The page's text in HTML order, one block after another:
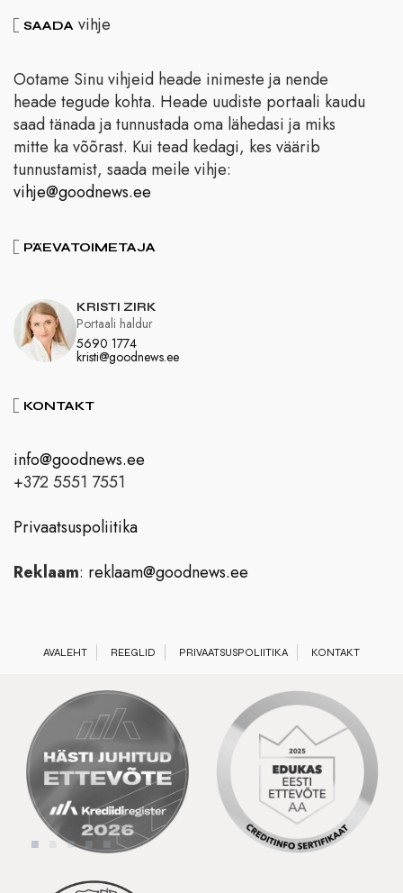
SAADA vihje
Ootame Sinu vihjeid heade inimeste ja nende
heade tegude kohta. Heade uudiste portaali kaudu
saad tänada ja tunnustada oma lähedasi ja miks
mitte ka võõrast. Kui tead kedagi, kes väärib
tunnustamist, saada meile vihje:
vihje@goodnews.ee
PÄEVATOIMETAJA
KRISTI ZIRK
5690 1774
kristi@goodnews.ee
Portaali haldur
KONTAKT
info@goodnews.ee
+372 5551 7551
Privaatsuspoliitika
Reklaam: reklaam@goodnews.ee
AVALEHT REEGLID PRIVAATSUSPOLIITIKA KONTAKT